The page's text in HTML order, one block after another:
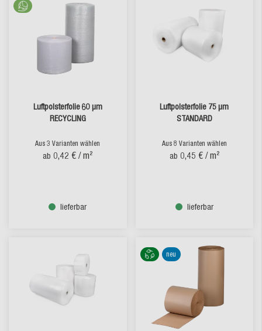
Luftpolsterfolie 60 µm
RECYCLING
Aus 3 Varianten wählen
ab 0,42 € / m²
lieferbar
Luftpolsterfolie 75 µm
STANDARD
Aus 8 Varianten wählen
ab 0,45 € / m²
lieferbar
neu